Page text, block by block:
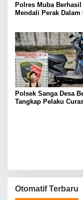
Polres Muba
Mendali Perak Dalam
Tahun 2025
Polsek Sanga Desa
Tangkap Pelaku
Otomatif Terbaru